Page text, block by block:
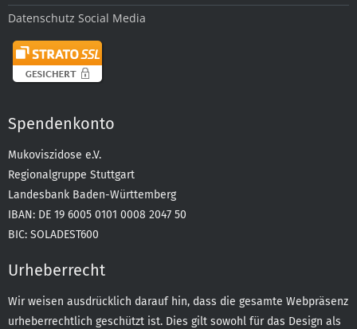
Datenschutz Social Media
Spendenkonto
Mukoviszidose e.V.
Regionalgruppe Stuttgart
Landesbank Baden-Württemberg
IBAN: DE 19 6005 0101 0008 2047 50
BIC: SOLADEST600
Urheberrecht
Wir weisen ausdrücklich darauf hin, dass die gesamte Webpräsenz
urheberrechtlich geschützt ist. Dies gilt sowohl für das Design als